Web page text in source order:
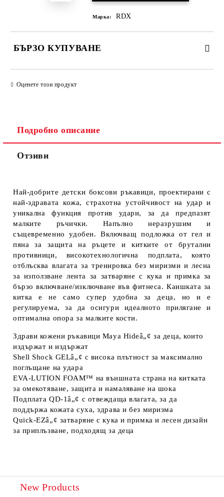
Марка: RDX
БЪРЗО КУПУВАНЕ
Оценете този продукт
Подробно описание
Отзиви
Най-добрите детски боксови ръкавици, проектирани с
най-здравата кожа, страхотна устойчивост на удар и
уникална функция против удари, за да предпазят
малките ръчички. Напълно неразрушим и
същевременно удобен. Включващ подложка от гел и
пяна за защита на ръцете и китките от брутални
противници, високотехнологична подплата, която
отблъсква влагата за тренировка без миризми и лесна
за използване лента за затваряне с кука и примка за
бързо включване/изключване във фитнеса. Каишката за
китка е не само супер удобна за деца, но и е
регулируема, за да осигури идеалното прилягане и
оптимална опора за малките кости.
Здрави кожени ръкавици Maya Hideâ„¢ за деца, които
издържат и издържат
Shell Shock GELâ„¢ с висока плътност за максимално
поглъщане на удара
EVA-LUTION FOAM™ на външната страна на китката
за омекотяване, защита и намаляване на шока
Подплата QD-1â„¢ с отвеждаща влагата, за да
поддържа кожата суха, здрава и без миризма
Quick-EZâ„¢ затваряне с кука и примка и лесен дизайн
за приплъзване, подходящ за деца
New Products